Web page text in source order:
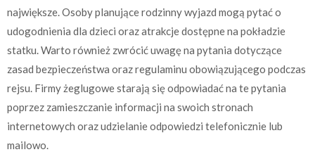
największe. Osoby planujące rodzinny wyjazd mogą pytać o
udogodnienia dla dzieci oraz atrakcje dostępne na pokładzie
statku. Warto również zwrócić uwagę na pytania dotyczące
zasad bezpieczeństwa oraz regulaminu obowiązującego podczas
rejsu. Firmy żeglugowe starają się odpowiadać na te pytania
poprzez zamieszczanie informacji na swoich stronach
internetowych oraz udzielanie odpowiedzi telefonicznie lub
mailowo.